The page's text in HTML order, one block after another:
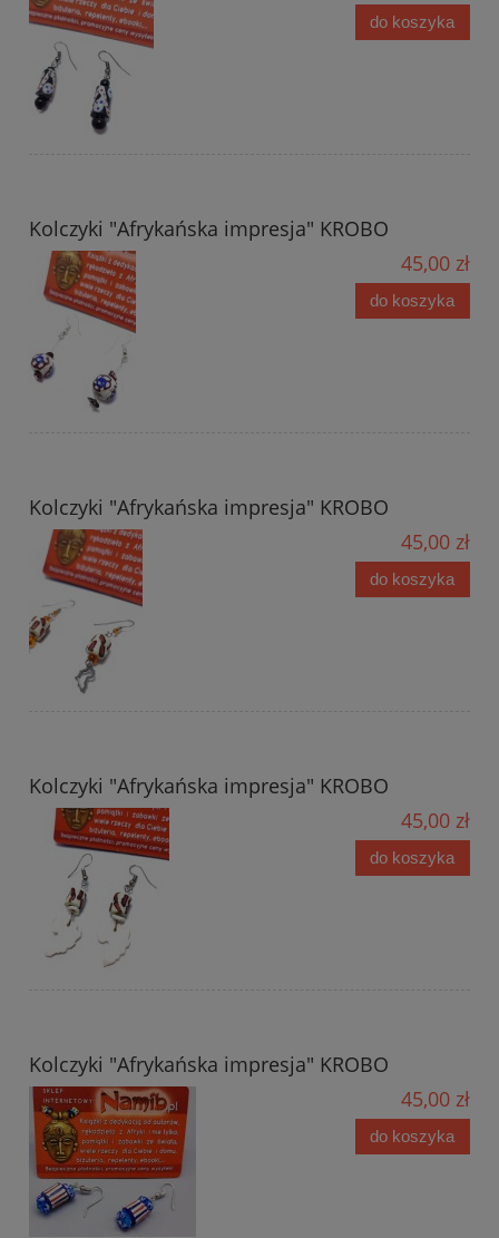
do koszyka
Kolczyki "Afrykańska impresja" KROBO
45,00 zł
do koszyka
Kolczyki "Afrykańska impresja" KROBO
45,00 zł
do koszyka
Kolczyki "Afrykańska impresja" KROBO
45,00 zł
do koszyka
Kolczyki "Afrykańska impresja" KROBO
45,00 zł
do koszyka